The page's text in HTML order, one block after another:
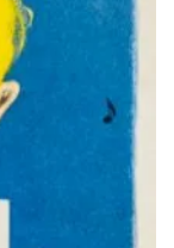
som
favorit